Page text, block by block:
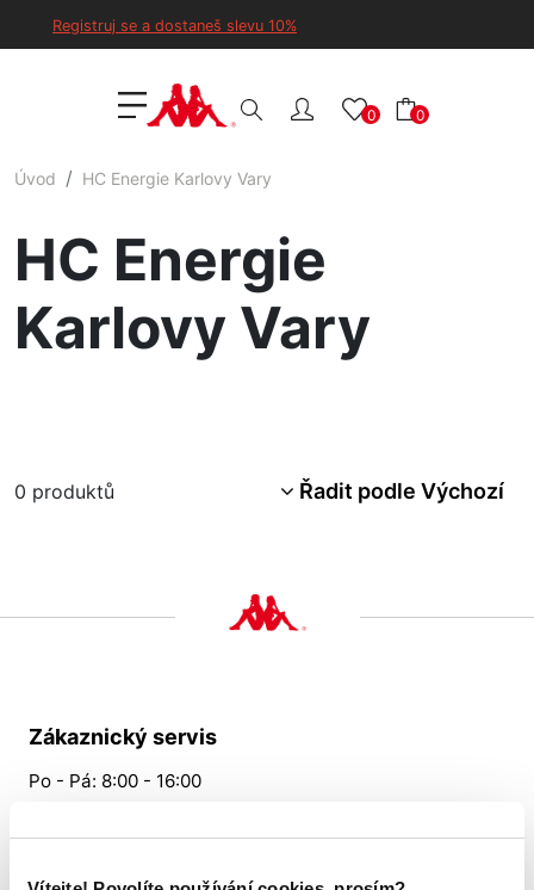
Registruj se a dostaneš slevu 10%
0 0
Úvod HC Energie Karlovy Vary
HC Energie
Karlovy Vary
0 produktů Řadit podle Výchozí
Zákaznický servis
Po - Pá: 8:00 - 16:00
Slabyhoudova@allsports.cz